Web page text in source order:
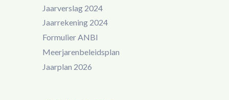
Jaarverslag 2024
Jaarrekening 2024
Formulier ANBI
Meerjarenbeleidsplan
Jaarplan 2026